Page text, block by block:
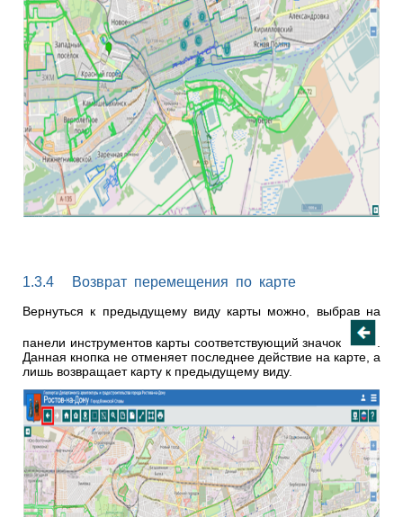
1.3.4 Возврат перемещения по карте
Вернуться к предыдущему виду карты можно, выбрав на
панели инструментов карты соответствующий значок
Данная кнопка не отменяет последнее действие на карте, а
лишь возвращает карту к предыдущему виду.